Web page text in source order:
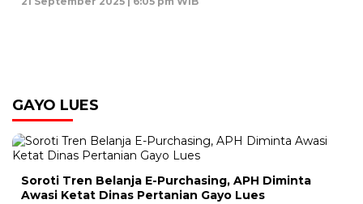
GAYO LUES
Soroti Tren Belanja E-Purchasing, APH Diminta
Awasi Ketat Dinas Pertanian Gayo Lues